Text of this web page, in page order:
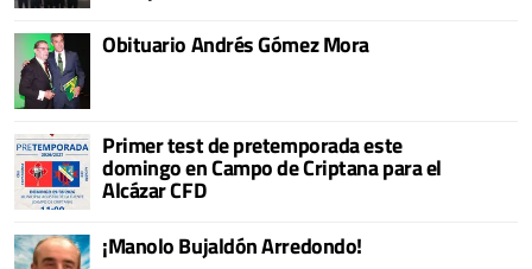
Obituario Andrés Gómez Mora
Primer test de pretemporada este
domingo en Campo de Criptana para el
Alcázar CFD
¡Manolo Bujaldón Arredondo!